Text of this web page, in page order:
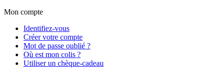
Mon compte
Identifiez-vous
Créer votre compte
Mot de passe oublié ?
Où est mon colis ?
Utiliser un chèque-cadeau